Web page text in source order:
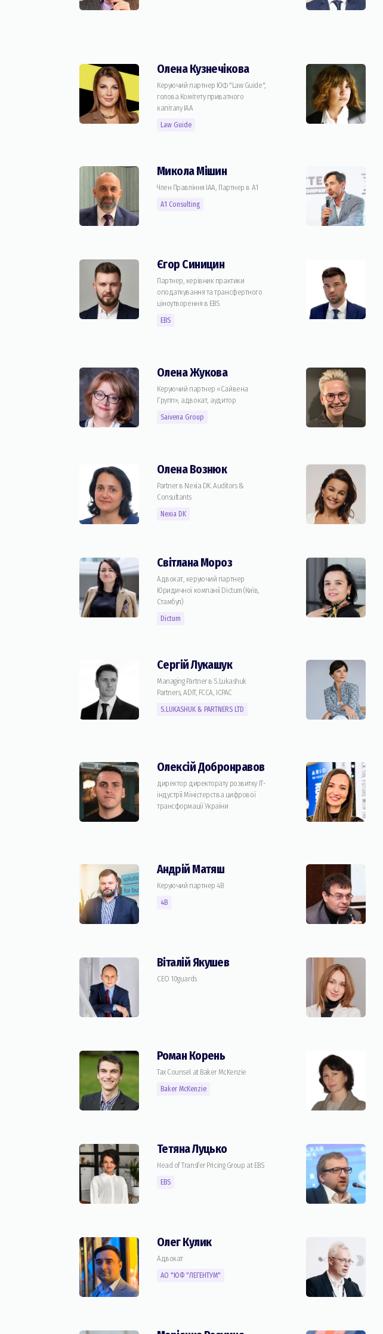
Олена Кузнечікова
Керуючий партнер ЮФ "Law Guide",
голова Комiтету приватного
капіталу IAA
Law Guide
Микола Мiшин
Член Правління IAA, Партнер в А1
А1 Consulting
Єгор Синицин
Партнер, керівник практики
оподаткування та трансфертного
ціноутворення в EBS
EBS
Олена Жукова
Керуючий партнер «Сайвена
Групп», адвокат, аудитор
Saivena Group
Олена Вознюк
Partner в Nexia DK. Auditors &
Consultants
Nexia DK
Світлана Мороз
Адвокат, керуючий партнер
Юридичної компанії Dictum (Київ,
Стамбул)
Dictum
Сергій Лукашук
Managing Partner в S.Lukashuk
Partners, ADIT, FCCA, ICPAC
S.LUKASHUK & PARTNERS LTD
Олексій Добронравов
директор директорату розвитку ІТ-
індустрїі Міністерства цифрової
трансформації України
Андрій Матяш
Керуючий партнер 4B
4B
Віталій Якушев
CEO 10guards
Роман Корень
Tax Counsel at Baker McKenzie
Baker McKenzie
Тетяна Луцько
Head of Transfer Pricing Group at EBS
EBS
Олег Кулик
Адвокат
АО "ЮФ "ЛЕГЕНТУМ"